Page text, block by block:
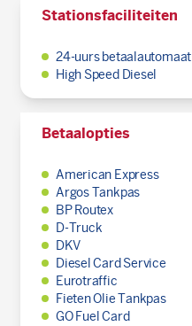
Stationsfaciliteiten
24-uurs betaalautomaat
High Speed Diesel
Betaalopties
American Express
Argos Tankpas
BP Routex
D-Truck
DKV
Diesel Card Service
Eurotraffic
Fieten Olie Tankpas
GO Fuel Card